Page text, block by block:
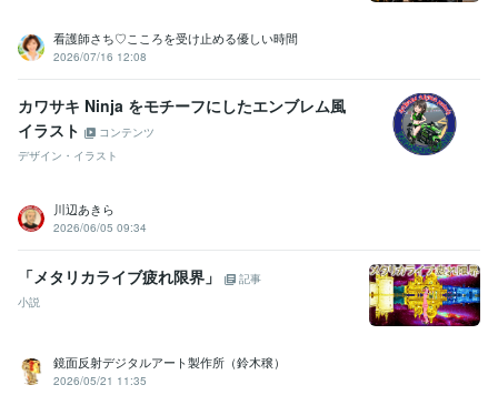
看護師さち♡こころを受け止める優しい時間
2026/07/16 12:08
カワサキ Ninja をモチーフにしたエンブレム風
イラスト
コンテンツ
デザイン・イラスト
川辺あきら
2026/06/05 09:34
「メタリカライブ疲れ限界」
記事
小説
鏡面反射デジタルアート製作所（鈴木穣）
2026/05/21 11:35